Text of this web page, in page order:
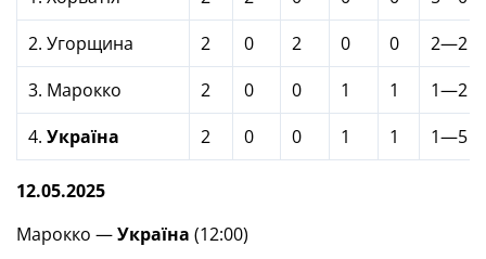
2. Угорщина
2 0 2 0 0
2—2
3. Марокко
2 0 0 1 1
1—2
4. Україна 2 0 0 1 1 1—5
12.05.2025
Марокко —Україна (12:00)